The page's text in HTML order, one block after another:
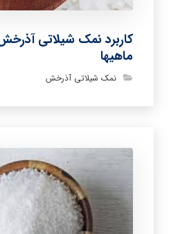
کاربرد نمک شیلاتی
ماهیها
نمک شیلاتی آذرخش